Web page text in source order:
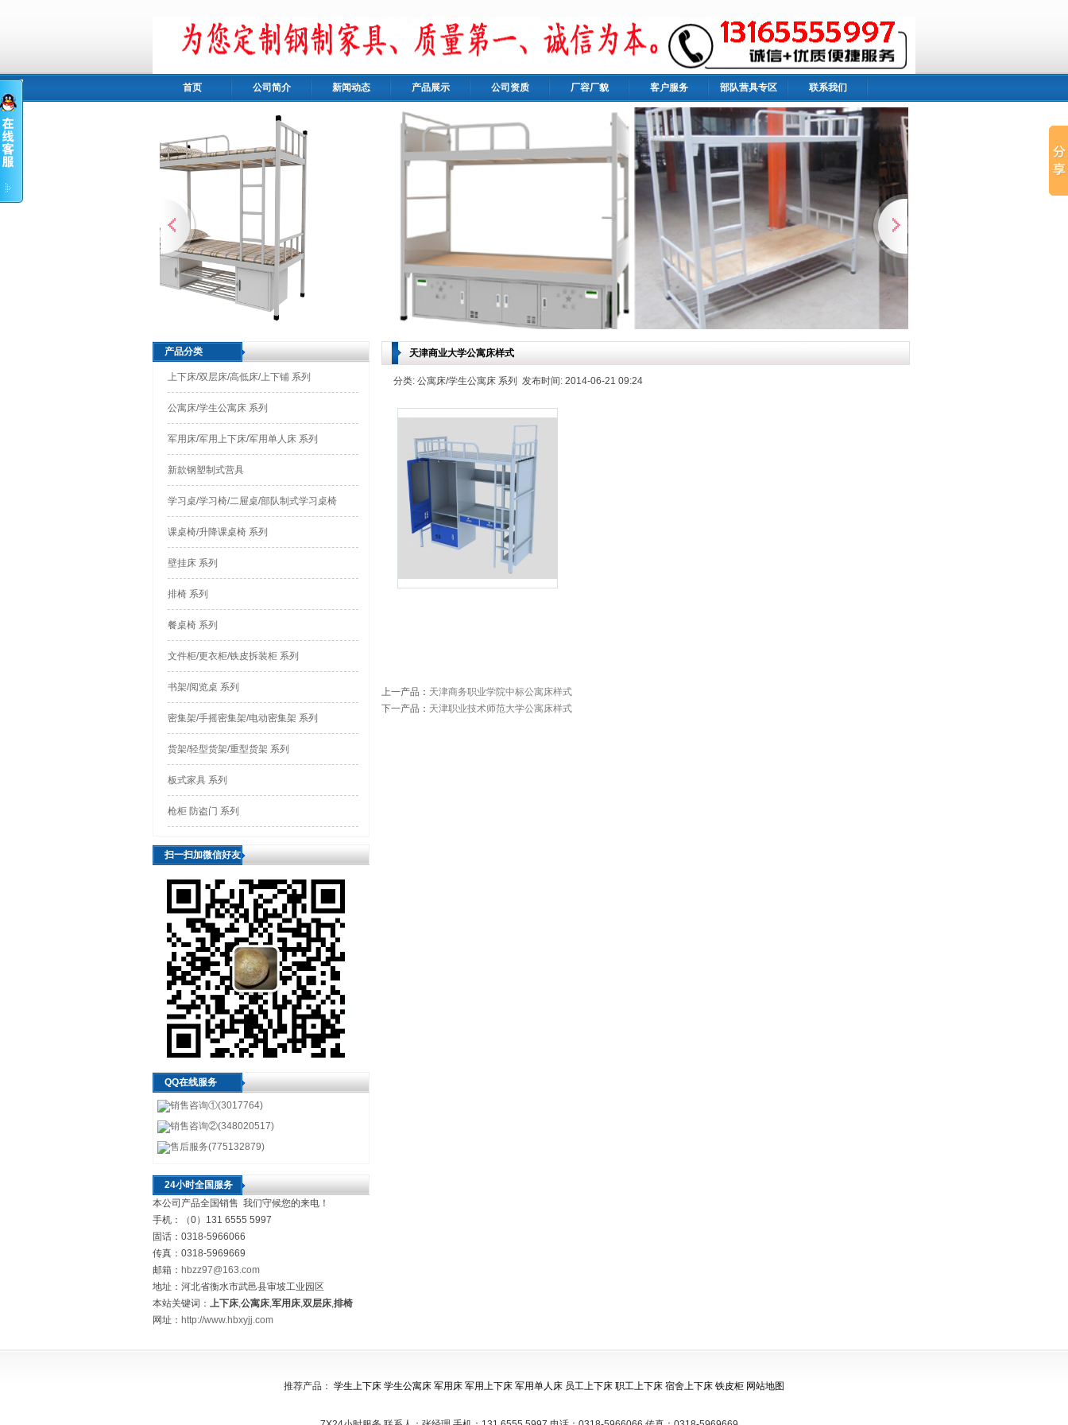
首页 公司简介 新闻动态 产品展示 公司资质 厂容厂貌 客户服务 部队营具专区 联系我们
产品分类
上下床/双层床/高低床/上下铺 系列
公寓床/学生公寓床 系列
军用床/军用上下床/军用单人床 系列
新款钢塑制式营具
学习桌/学习椅/二屉桌/部队制式学习桌椅
课桌椅/升降课桌椅 系列
壁挂床 系列
排椅 系列
餐桌椅 系列
文件柜/更衣柜/铁皮拆装柜 系列
书架/阅览桌 系列
密集架/手摇密集架/电动密集架 系列
货架/轻型货架/重型货架 系列
板式家具 系列
枪柜 防盗门 系列
扫一扫加微信好友
QQ在线服务
销售咨询①(3017764)
销售咨询②(348020517)
售后服务(775132879)
24小时全国服务
本公司产品全国销售 我们守候您的来电！
手机：（0）131 6555 5997
固话：0318-5966066
传真：0318-5969669
邮箱： hbzz97@163.com
地址：河北省衡水市武邑县审坡工业园区
本站关键词： 上下床,公寓床,军用床,双层床,排椅
网址： http://www.hbxyjj.com
天津商业大学公寓床样式
分类: 公寓床/学生公寓床 系列 发布时间: 2014-06-21 09:24
上一产品 ： 天津商务职业学院中标公寓床样式
下一产品 ： 天津职业技术师范大学公寓床样式
推荐产品： 学生上下床 学生公寓床 军用床 军用上下床 军用单人床 员工上下床 职工上下床 宿舍上下床 铁皮柜 网站地图